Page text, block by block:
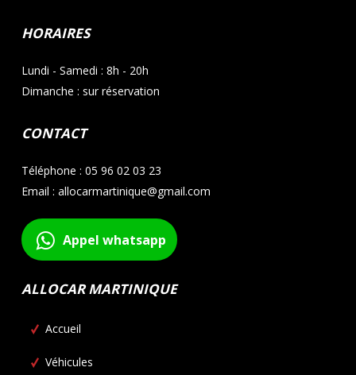
HORAIRES
Lundi - Samedi : 8h - 20h
Dimanche : sur réservation
CONTACT
Téléphone : 05 96 02 03 23
Email : allocarmartinique@gmail.com
Appel whatsapp
ALLOCAR MARTINIQUE
Accueil
Véhicules